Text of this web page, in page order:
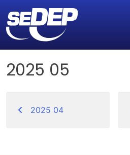
2025 05
de
2025 04